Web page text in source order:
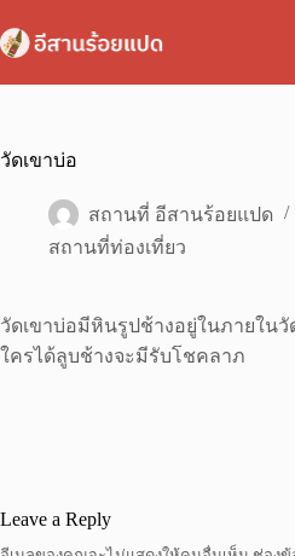
to
content
วัดเขาบ่อ
สถานที่ อีสานร้อยแปด
สถานที่ท่องเที่ยว
วัดเขาบ่อมีหินรูปช้างอยู่ในภายในวั
ใครได้ลูบช้างจะมีรับโชคลาภ
Leave a Reply